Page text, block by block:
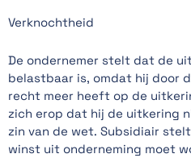
Verknochtheid
De ondernemer stelt dat de
belastbaar is, omdat hij door
recht meer heeft op de
zich erop dat hij de uitkering
zin van de wet. Subsidiair
winst uit onderneming moet